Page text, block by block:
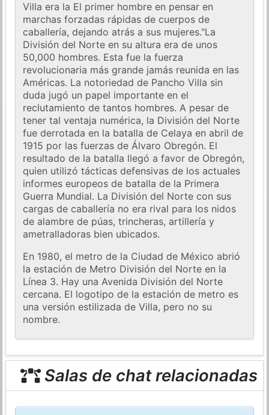
Villa era la El primer hombre en pensar en
marchas forzadas rápidas de cuerpos de
caballería, dejando atrás a sus mujeres."La
División del Norte en su altura era de unos
50,000 hombres. Esta fue la fuerza
revolucionaria más grande jamás reunida en las
Américas. La notoriedad de Pancho Villa sin
duda jugó un papel importante en el
reclutamiento de tantos hombres. A pesar de
tener tal ventaja numérica, la División del Norte
fue derrotada en la batalla de Celaya en abril de
1915 por las fuerzas de Álvaro Obregón. El
resultado de la batalla llegó a favor de Obregón,
quien utilizó tácticas defensivas de los actuales
informes europeos de batalla de la Primera
Guerra Mundial. La División del Norte con sus
cargas de caballería no era rival para los nidos
de alambre de púas, trincheras, artillería y
ametralladoras bien ubicados.
En 1980, el metro de la Ciudad de México abrió
la estación de Metro División del Norte en la
Línea 3. Hay una Avenida División del Norte
cercana. El logotipo de la estación de metro es
una versión estilizada de Villa, pero no su
nombre.
Salas de chat relacionadas